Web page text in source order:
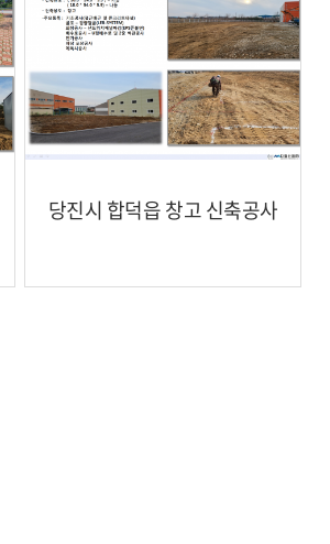
당진시 합덕읍 창고 신축공사